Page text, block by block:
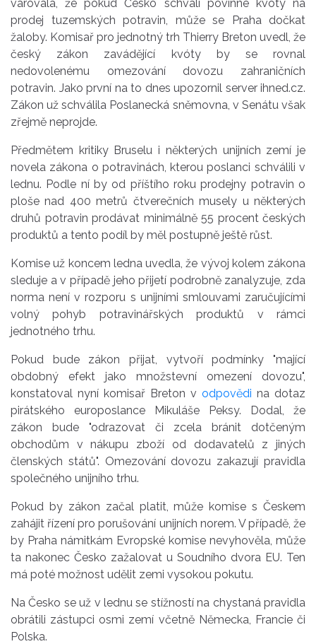
varovala, že pokud Česko schválí povinné kvóty na
prodej tuzemských potravin, může se Praha dočkat
žaloby. Komisař pro jednotný trh Thierry Breton uvedl, že
český zákon zavádějící kvóty by se rovnal
nedovolenému omezování dovozu zahraničních
potravin. Jako první na to dnes upozornil server ihned.cz.
Zákon už schválila Poslanecká sněmovna, v Senátu však
zřejmě neprojde.
Předmětem kritiky Bruselu i některých unijních zemí je
novela zákona o potravinách, kterou poslanci schválili v
lednu. Podle ní by od příštího roku prodejny potravin o
ploše nad 400 metrů čtverečních musely u některých
druhů potravin prodávat minimálně 55 procent českých
produktů a tento podíl by měl postupně ještě růst.
Komise už koncem ledna uvedla, že vývoj kolem zákona
sleduje a v případě jeho přijetí podrobně zanalyzuje, zda
norma není v rozporu s unijními smlouvami zaručujícími
volný pohyb potravinářských produktů v rámci
jednotného trhu.
Pokud bude zákon přijat, vytvoří podmínky "mající
obdobný efekt jako množstevní omezení dovozu",
konstatoval nyní komisař Breton v odpovědi na dotaz
pirátského europoslance Mikuláše Peksy. Dodal, že
zákon bude "odrazovat či zcela bránit dotčeným
obchodům v nákupu zboží od dodavatelů z jiných
členských států". Omezování dovozu zakazují pravidla
společného unijního trhu.
Pokud by zákon začal platit, může komise s Českem
zahájit řízení pro porušování unijních norem. V případě, že
by Praha námitkám Evropské komise nevyhověla, může
ta nakonec Česko zažalovat u Soudního dvora EU. Ten
má poté možnost udělit zemi vysokou pokutu.
Na Česko se už v lednu se stížností na chystaná pravidla
obrátili zástupci osmi zemí včetně Německa, Francie či
Polska.